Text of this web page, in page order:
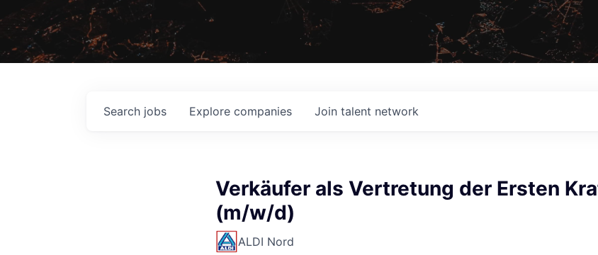
Search jobs Explore companies Join talent network
Verkäufer als Vertretung der Ersten
(m/w/d)
ALDI Nord